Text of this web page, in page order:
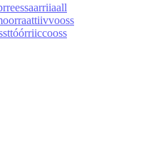
rreessaarriiaall
oorraattiivvooss
sttóórriiccooss